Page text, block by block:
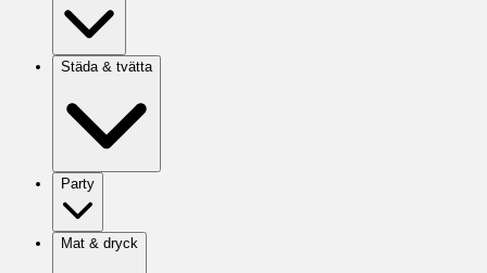
Städa & tvätta
Party
Mat & dryck